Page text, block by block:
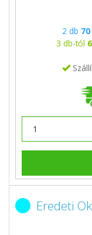
2 db
3 db-tól
Eredeti